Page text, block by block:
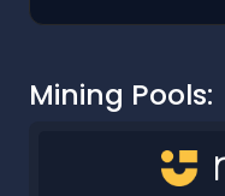
Mining Pools: